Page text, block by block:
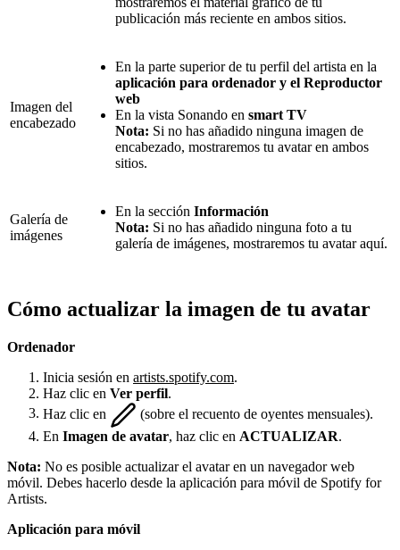
publicación más reciente en ambos sitios.
Imagen del
encabezado
En la parte superior de tu perfil del artista en la
aplicación para ordenador y el Reproductor
web
En la vista Sonando en smart TV
Nota: Si no has añadido ninguna imagen de
encabezado, mostraremos tu avatar en ambos
sitios.
Galería de
imágenes
En la sección Información
Nota: Si no has añadido ninguna foto a tu
galería de imágenes, mostraremos tu avatar aquí.
Cómo actualizar la imagen de tu avatar
Ordenador
Inicia sesión en artists.spotify.com.
Haz clic en Ver perfil.
Haz clic en
(sobre el recuento de oyentes mensuales).
En Imagen de avatar, haz clic en ACTUALIZAR.
Nota: No es posible actualizar el avatar en un navegador web
móvil. Debes hacerlo desde la aplicación para móvil de Spotify for
Artists.
Aplicación para móvil